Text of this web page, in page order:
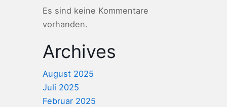
Es sind keine Kommentare
vorhanden.
Archives
August 2025
Juli 2025
Februar 2025